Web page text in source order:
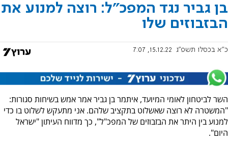
בן גביר נגד המפכ"ל: רוצה למנוע את
הבזבוזים שלו
כ"א בכסלו תשפ"ג 15.12.22, 7:07
השר לביטחון לאומי המיועד, איתמר בן גביר אמר אמש בשיחות סגורות:
"המשטרה לא רוצה שאשלוט בתקציב שלהם. אני מתעקש לשלוט בו כדי
למנוע בין היתר את הבזבוזים של המפכ"ל", כך מדווח העיתון "ישראל
היום".